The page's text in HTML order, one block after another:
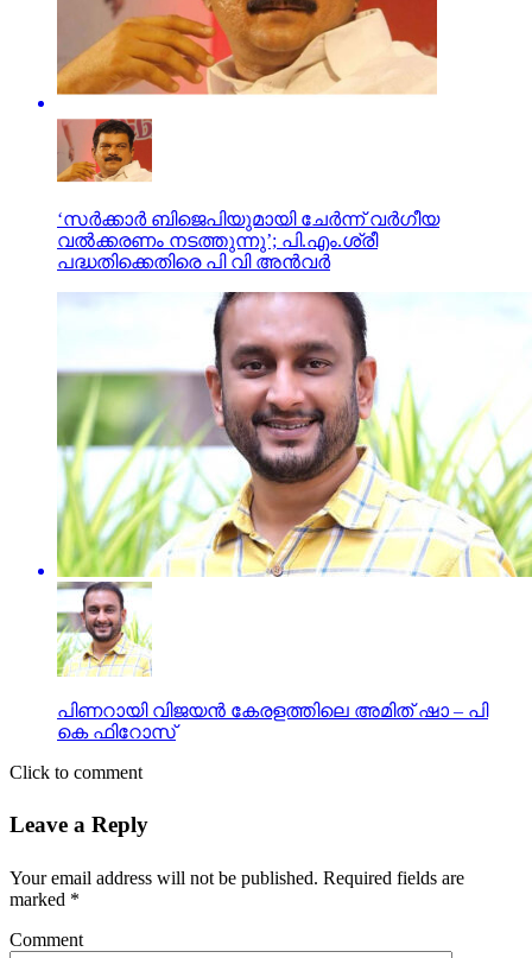
‘സർക്കാർ ബിജെപിയുമായി ചേർന്ന് വർഗീയ
വൽക്കരണം നടത്തുന്നു’; പി.എം.ശ്രീ
പദ്ധതിക്കെതിരെ പി വി അൻവർ
പിണറായി വിജയൻ കേരളത്തിലെ അമിത് ഷാ – പി
കെ ഫിറോസ്
Click to comment
Leave a Reply
Your email address will not be published. Required fields are
marked *
Comment